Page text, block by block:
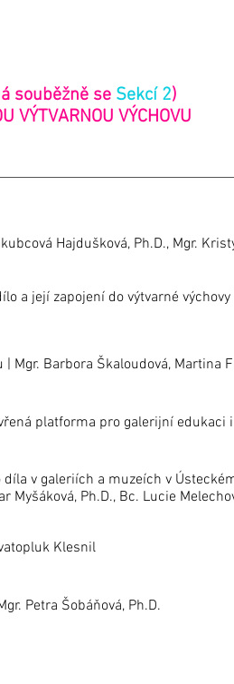
souběžně se Sekcí 2)
VÝTVARNOU VÝCHOVU
Mgr. Barbora Škaloudová, Martina
platforma pro galerijní edukaci
Hajdušková, Ph.D., Mgr.
a její zapojení do výtvarné výchovy
v galeriích a muzeích v
Myšáková, Ph.D., Bc. Lucie
Klesnil
Petra Šobáňová, Ph.D.